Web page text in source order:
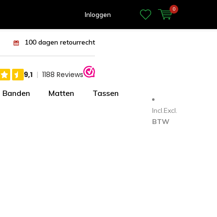
Inloggen
0
100 dagen retourrecht
Banden Matten Tassen
Incl.Excl.
BTW